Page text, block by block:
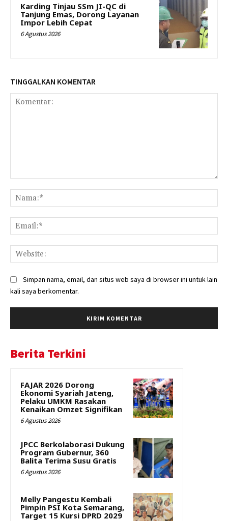
Karding Tinjau SSm JI-QC di
Tanjung Emas, Dorong Layanan
Impor Lebih Cepat
6 Agustus 2026
TINGGALKAN KOMENTAR
Simpan nama, email, dan situs web saya di browser ini untuk lain
kali saya berkomentar.
Berita Terkini
FAJAR 2026 Dorong
Ekonomi Syariah Jateng,
Pelaku UMKM Rasakan
Kenaikan Omzet Signifikan
6 Agustus 2026
JPCC Berkolaborasi Dukung
Program Gubernur, 360
Balita Terima Susu Gratis
6 Agustus 2026
Melly Pangestu Kembali
Pimpin PSI Kota Semarang,
Target 15 Kursi DPRD 2029